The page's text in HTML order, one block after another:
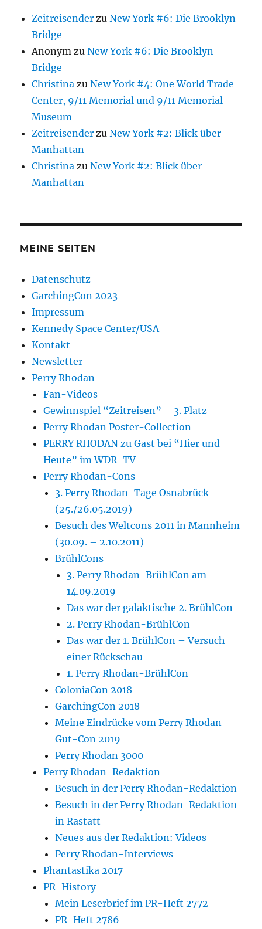
Zeitreisender zuNew York #6: Die Brooklyn
Bridge
Anonym zuNew York #6: Die Brooklyn
Bridge
Christina zuNew York #4: One World Trade
Center, 9/11 Memorial und 9/11 Memorial
Museum
Zeitreisender zuNew York #2: Blick über
Manhattan
Christina zuNew York #2: Blick über
Manhattan
MEINE SEITEN
Datenschutz
GarchingCon 2023
Impressum
Kennedy Space Center/USA
Kontakt
Newsletter
Perry Rhodan
Fan-Videos
Gewinnspiel “Zeitreisen” – 3. Platz
Perry Rhodan Poster-Collection
PERRY RHODAN zu Gast bei “Hier und
Heute” im WDR-TV
Perry Rhodan-Cons
3. Perry Rhodan-Tage Osnabrück
(25./26.05.2019)
Besuch des Weltcons 2011 in Mannheim
(30.09. – 2.10.2011)
BrühlCons
3. Perry Rhodan-BrühlCon am
14.09.2019
Das war der galaktische 2. BrühlCon
2. Perry Rhodan-BrühlCon
Das war der 1. BrühlCon – Versuch
einer Rückschau
1. Perry Rhodan-BrühlCon
ColoniaCon 2018
GarchingCon 2018
Meine Eindrücke vom Perry Rhodan
Gut-Con 2019
Perry Rhodan 3000
Perry Rhodan-Redaktion
Besuch in der Perry Rhodan-Redaktion
Besuch in der Perry Rhodan-Redaktion
in Rastatt
Neues aus der Redaktion: Videos
Perry Rhodan-Interviews
Phantastika 2017
PR-History
Mein Leserbrief im PR-Heft 2772
PR-Heft 2786